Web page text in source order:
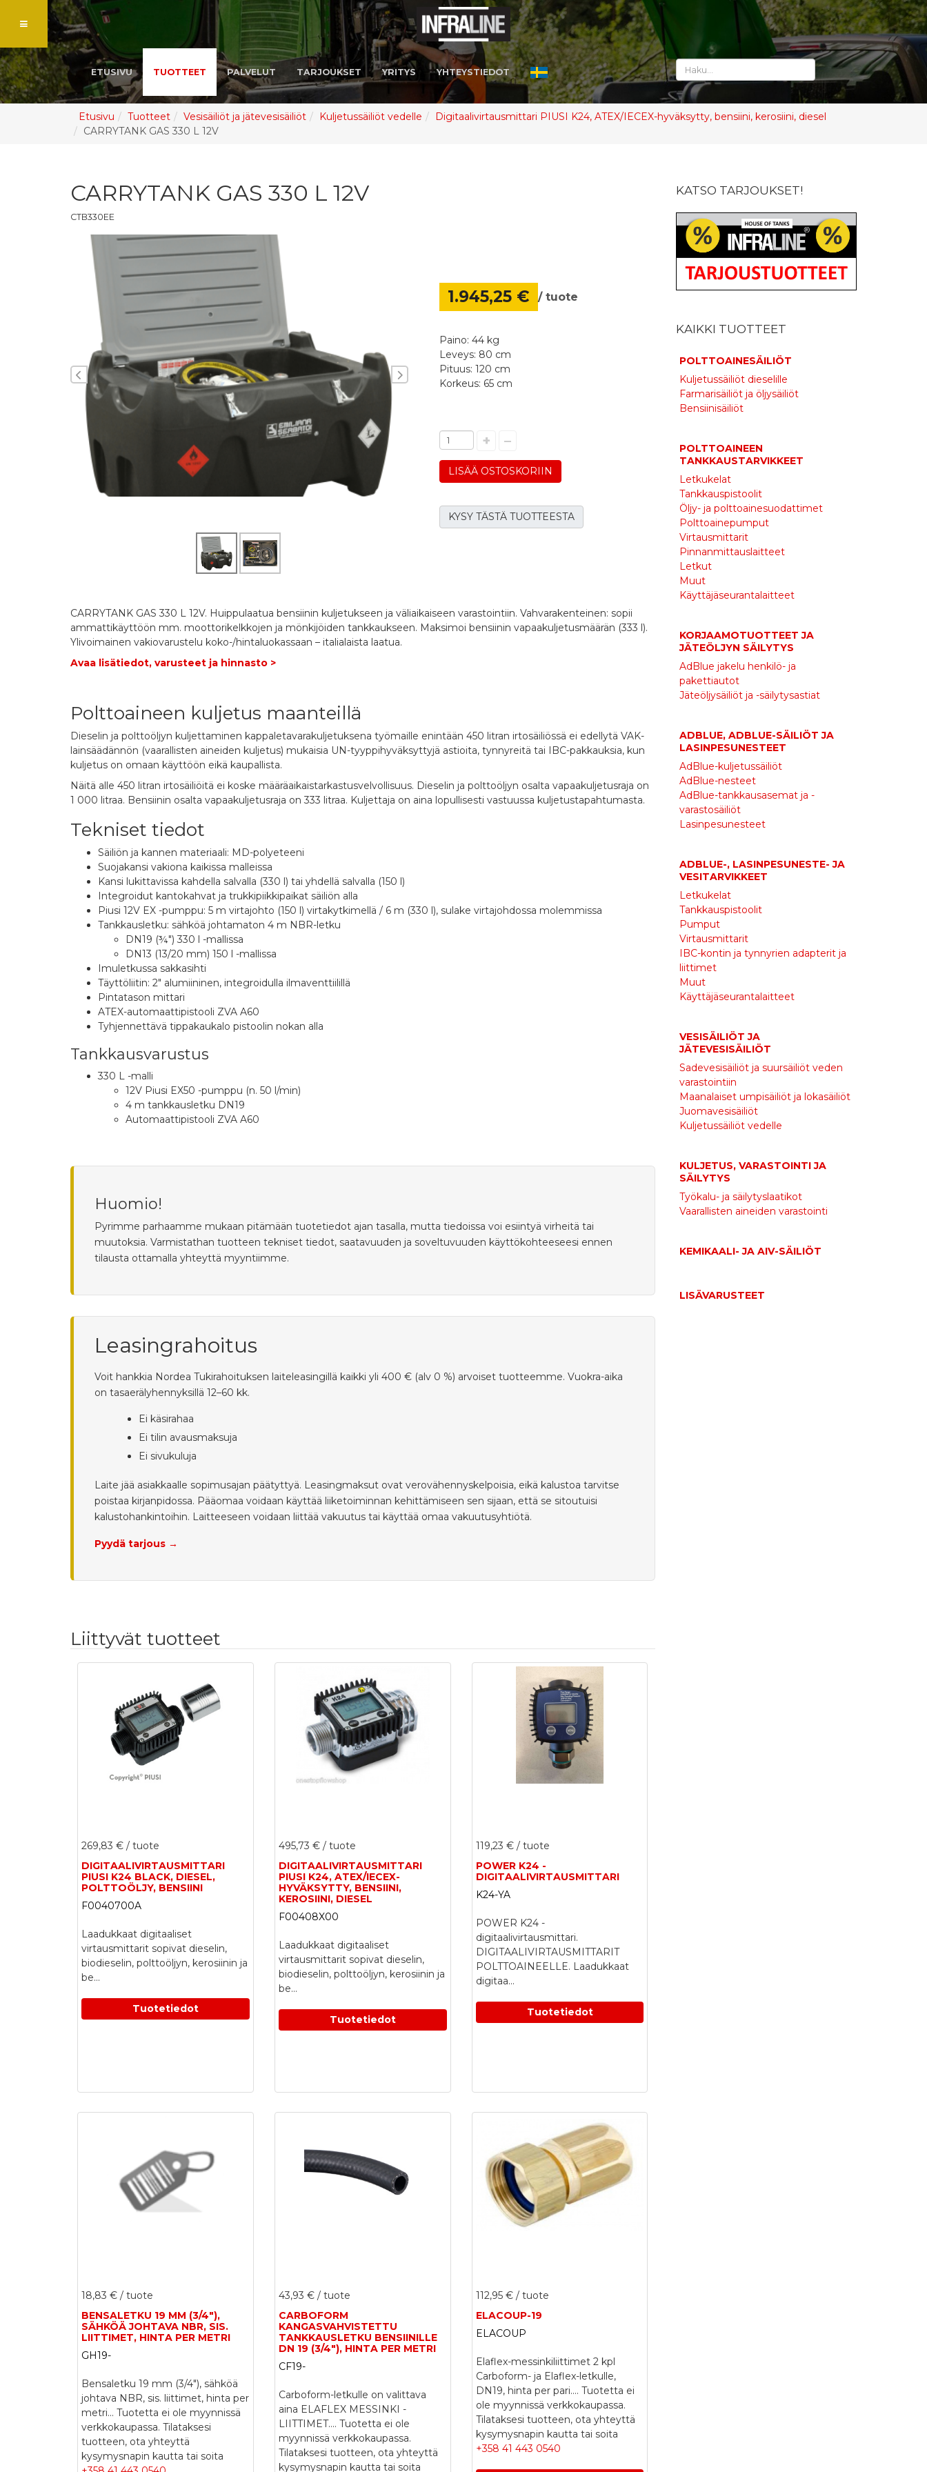
ETUSIVU TUOTTEET PALVELUT TARJOUKSET YRITYS YHTEYSTIEDOT
Etusivu Tuotteet Vesisäiliöt ja jätevesisäiliöt Kuljetussäiliöt vedelle
Digitaalivirtausmittari PIUSI K24, ATEX/IECEX-hyväksytty, bensiini, kerosiini, diesel
CARRYTANK GAS 330 L 12V
CARRYTANK GAS 330 L 12V
CTB330EE
Edellinen Seuraava
1.945,25 € / tuote
Paino: 44 kg
Leveys: 80 cm
Pituus: 120 cm
Korkeus: 65 cm
+ –
LISÄÄ OSTOSKORIIN
KYSY TÄSTÄ TUOTTEESTA
CARRYTANK GAS 330 L 12V. Huippulaatua bensiinin kuljetukseen ja väliaikaiseen varastointiin. Vahvarakenteinen: sopii
ammattikäyttöön mm. moottorikelkkojen ja mönkijöiden tankkaukseen. Maksimoi bensiinin vapaakuljetusmäärän (333 l).
Ylivoimainen vakiovarustelu koko-/hintaluokassaan – italialaista laatua.
Avaa lisätiedot, varusteet ja hinnasto >
Polttoaineen kuljetus maanteillä
Dieselin ja polttoöljyn kuljettaminen kappaletavarakuljetuksena työmaille enintään 450 litran irtosäiliössä ei edellytä VAK-
lainsäädännön (vaarallisten aineiden kuljetus) mukaisia UN-tyyppihyväksyttyjä astioita, tynnyreitä tai IBC-pakkauksia, kun
kuljetus on omaan käyttöön eikä kaupallista.
Näitä alle 450 litran irtosäiliöitä ei koske määräaikaistarkastusvelvollisuus. Dieselin ja polttoöljyn osalta vapaakuljetusraja on
1 000 litraa. Bensiinin osalta vapaakuljetusraja on 333 litraa. Kuljettaja on aina lopullisesti vastuussa kuljetustapahtumasta.
Tekniset tiedot
Säiliön ja kannen materiaali: MD-polyeteeni
Suojakansi vakiona kaikissa malleissa
Kansi lukittavissa kahdella salvalla (330 l) tai yhdellä salvalla (150 l)
Integroidut kantokahvat ja trukkipiikkipaikat säiliön alla
Piusi 12V EX -pumppu: 5 m virtajohto (150 l) virtakytkimellä / 6 m (330 l), sulake virtajohdossa molemmissa
Tankkausletku: sähköä johtamaton 4 m NBR-letku
DN19 (¾") 330 l -mallissa
DN13 (13/20 mm) 150 l -mallissa
Imuletkussa sakkasihti
Täyttöliitin: 2" alumiininen, integroidulla ilmaventtiilillä
Pintatason mittari
ATEX-automaattipistooli ZVA A60
Tyhjennettävä tippakaukalo pistoolin nokan alla
Tankkausvarustus
330 L -malli
12V Piusi EX50 -pumppu (n. 50 l/min)
4 m tankkausletku DN19
Automaattipistooli ZVA A60
Huomio!
Pyrimme parhaamme mukaan pitämään tuotetiedot ajan tasalla, mutta tiedoissa voi esiintyä virheitä tai
muutoksia. Varmistathan tuotteen tekniset tiedot, saatavuuden ja soveltuvuuden käyttökohteeseesi ennen
tilausta ottamalla yhteyttä myyntiimme.
Leasingrahoitus
Voit hankkia Nordea Tukirahoituksen laiteleasingillä kaikki yli 400 € (alv 0 %) arvoiset tuotteemme. Vuokra-aika
on tasaerälyhennyksillä 12–60 kk.
Ei käsirahaa
Ei tilin avausmaksuja
Ei sivukuluja
Laite jää asiakkaalle sopimusajan päätyttyä. Leasingmaksut ovat verovähennyskelpoisia, eikä kalustoa tarvitse
poistaa kirjanpidossa. Pääomaa voidaan käyttää liiketoiminnan kehittämiseen sen sijaan, että se sitoutuisi
kalustohankintoihin. Laitteeseen voidaan liittää vakuutus tai käyttää omaa vakuutusyhtiötä.
Pyydä tarjous →
Liittyvät tuotteet
269,83 € / tuote
DIGITAALIVIRTAUSMITTARI
PIUSI K24 BLACK, DIESEL,
POLTTOÖLJY, BENSIINI
F0040700A
Laadukkaat digitaaliset
virtausmittarit sopivat dieselin,
biodieselin, polttoöljyn, kerosiinin ja
be...
Tuotetiedot
495,73 € / tuote
DIGITAALIVIRTAUSMITTARI
PIUSI K24, ATEX/IECEX-
HYVÄKSYTTY, BENSIINI,
KEROSIINI, DIESEL
F00408X00
Laadukkaat digitaaliset
virtausmittarit sopivat dieselin,
biodieselin, polttoöljyn, kerosiinin ja
be...
Tuotetiedot
119,23 € / tuote
POWER K24 -
DIGITAALIVIRTAUSMITTARI
K24-YA
POWER K24 -
digitaalivirtausmittari.
DIGITAALIVIRTAUSMITTARIT
POLTTOAINEELLE. Laadukkaat
digitaa...
Tuotetiedot
18,83 € / tuote
BENSALETKU 19 MM (3/4"),
SÄHKÖÄ JOHTAVA NBR, SIS.
LIITTIMET, HINTA PER METRI
GH19-
Bensaletku 19 mm (3/4"), sähköä
johtava NBR, sis. liittimet, hinta per
metri... Tuotetta ei ole myynnissä
verkkokaupassa. Tilataksesi
tuotteen, ota yhteyttä
kysymysnapin kautta tai soita
43,93 € / tuote
CARBOFORM
KANGASVAHVISTETTU
TANKKAUSLETKU BENSIINILLE
DN 19 (3/4"), HINTA PER METRI
CF19-
Carboform-letkulle on valittava
aina ELAFLEX MESSINKI -
LIITTIMET.... Tuotetta ei ole
myynnissä verkkokaupassa.
Tilataksesi tuotteen, ota yhteyttä
kysymysnapin kautta tai soita
112,95 € / tuote
ELACOUP-19
ELACOUP
Elaflex-messinkiliittimet 2 kpl
Carboform- ja Elaflex-letkulle,
DN19, hinta per pari.... Tuotetta ei
ole myynnissä verkkokaupassa.
Tilataksesi tuotteen, ota yhteyttä
kysymysnapin kautta tai soita
+358 41 443 0540
KATSO TARJOUKSET!
KAIKKI TUOTTEET
POLTTOAINESÄILIÖT
Kuljetussäiliöt dieselille
Farmarisäiliöt ja öljysäiliöt
Bensiinisäiliöt
POLTTOAINEEN
TANKKAUSTARVIKKEET
Letkukelat
Tankkauspistoolit
Öljy- ja polttoainesuodattimet
Polttoainepumput
Virtausmittarit
Pinnanmittauslaitteet
Letkut
Muut
Käyttäjäseurantalaitteet
KORJAAMOTUOTTEET JA
JÄTEÖLJYN SÄILYTYS
AdBlue jakelu henkilö- ja
pakettiautot
Jäteöljysäiliöt ja -säilytysastiat
ADBLUE, ADBLUE-SÄILIÖT JA
LASINPESUNESTEET
AdBlue-kuljetussäiliöt
AdBlue-nesteet
AdBlue-tankkausasemat ja -
varastosäiliöt
Lasinpesunesteet
ADBLUE-, LASINPESUNESTE- JA
VESITARVIKKEET
Letkukelat
Tankkauspistoolit
Pumput
Virtausmittarit
IBC-kontin ja tynnyrien adapterit ja
liittimet
Muut
Käyttäjäseurantalaitteet
VESISÄILIÖT JA
JÄTEVESISÄILIÖT
Sadevesisäiliöt ja suursäiliöt veden
varastointiin
Maanalaiset umpisäiliöt ja lokasäiliöt
Juomavesisäiliöt
Kuljetussäiliöt vedelle
KULJETUS, VARASTOINTI JA
SÄILYTYS
Työkalu- ja säilytyslaatikot
Vaarallisten aineiden varastointi
KEMIKAALI- JA AIV-SÄILIÖT
LISÄVARUSTEET